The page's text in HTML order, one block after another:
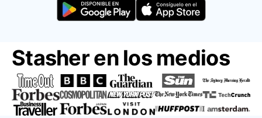
Stasher en los medios